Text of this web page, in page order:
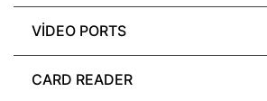
VIDEO PORTS
CARD READER